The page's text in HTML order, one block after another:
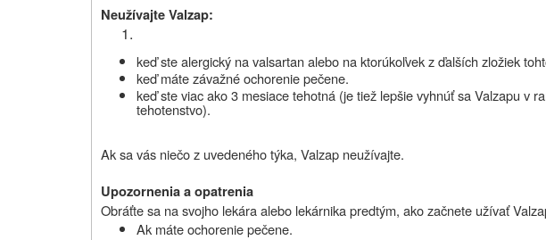
Neužívajte Valzap:
keď stealergický na valsartan alebo na ktorúkoľvek z ďalších zložiek
keď mátezávažné ochorenie pečene.
keď steviac ako 3 mesiace tehotná (je tiež lepšie vyhnúť sa Valzapu v
tehotenstvo).
Ak sa vás niečo z uvedeného týka, Valzap neužívajte.
Upozornenia a opatrenia
Obráťte sa na svojho lekára alebo lekárnika predtým, ako začnete užívať
Ak máte ochorenie pečene.